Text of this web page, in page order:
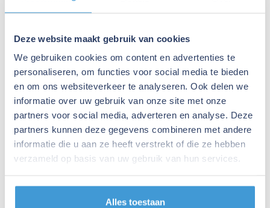
Deze website maakt gebruik van cookies
We gebruiken cookies om content en advertenties te
personaliseren, om functies voor social media te bieden
en om ons websiteverkeer te analyseren. Ook delen we
informatie over uw gebruik van onze site met onze
partners voor social media, adverteren en analyse. Deze
partners kunnen deze gegevens combineren met andere
informatie die u aan ze heeft verstrekt of die ze hebben
verzameld op basis van uw gebruik van hun services.
Alles toestaan
de toekomstige kasstromen en winsten die het
bedrijf kan genereren.
Marktbenadering:De waarde wordt bepaald door
te kijken naar vergelijkbare bedrijven in de markt.
Activa-benadering: De waarde van het bedrijf
wordt gebaseerd op de bezittingen, zoals
gebouwen, machines en voorraden, minus de
schulden.
De berekening van de bedrijfswaarde kan complex zijn